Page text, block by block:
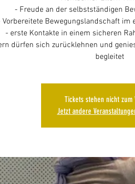
- Freude an der selbstständigen
Vorbereitete Bewegungslandschaft im
- erste Kontakte in einem sicheren
dürfen sich zurücklehnen und
begleitet
Tickets stehen nicht zum
Jetzt andere